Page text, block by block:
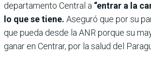
departamento Central a “entrar a la
lo que se tiene. Aseguró que por su
que pueda desde la ANR porque su
ganar en Centrar, por la salud del